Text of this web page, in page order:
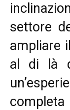
settore
ampliare
al di là